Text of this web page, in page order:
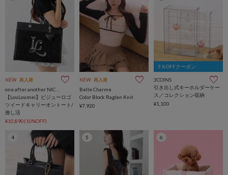
NEW 再入荷
【LouLoumei】ビジューロゴ
ツイードキャリーオントート/
推し活
¥10,890(10%OFF)
NEW 再入荷
Belle Charme
Color Block Raglan Knit
¥7,920
5％OFFクーポン
3COINS
引き出し式キーホルダーケー
ス／コレクション収納
¥1,100
4 5 6